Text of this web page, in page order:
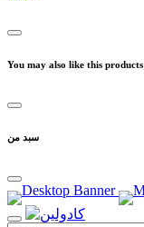
You may also like this products
سبد من